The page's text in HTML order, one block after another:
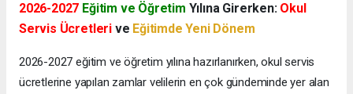
2026-2027 Eğitim ve Öğretim Yılına Girerken: Okul
Servis Ücretleri ve Eğitimde Yeni Dönem
2026-2027 eğitim ve öğretim yılına hazırlanırken, okul servis
ücretlerine yapılan zamlar velilerin en çok gündeminde yer alan